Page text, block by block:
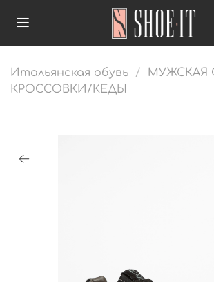
Итальянская обувь
МУЖСКАЯ
КРОССОВКИ/КЕДЫ